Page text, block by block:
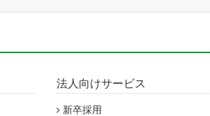
法人向けサービス
新卒採用